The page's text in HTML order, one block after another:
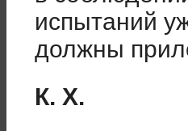
испытаний
должны
К. Х.